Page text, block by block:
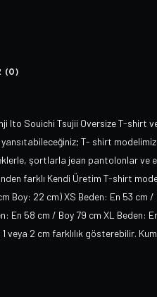
(0)
Ito Souichi Tsujii Oversize T-shirt
yansıtabileceğiniz; T- shirt
şortlarla jean pantolonlar ve
farklı Kendi Üretim T-shirt
Boy: 22 cm) XS Beden: En 53 cm
En 58 cm / Boy 79 cm XL Beden:
veya 2 cm farklılık gösterebilir.